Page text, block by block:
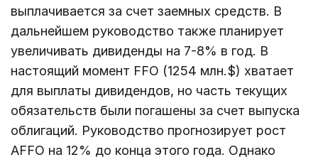
выплачивается за счет заемных средств. В
дальнейшем руководство также планирует
увеличивать дивиденды на 7-8% в год. В
настоящий момент FFO (1254 млн.$) хватает
для выплаты дивидендов, но часть текущих
обязательств были погашены за счет выпуска
облигаций. Руководство прогнозирует рост
AFFO на 12% до конца этого года. Однако